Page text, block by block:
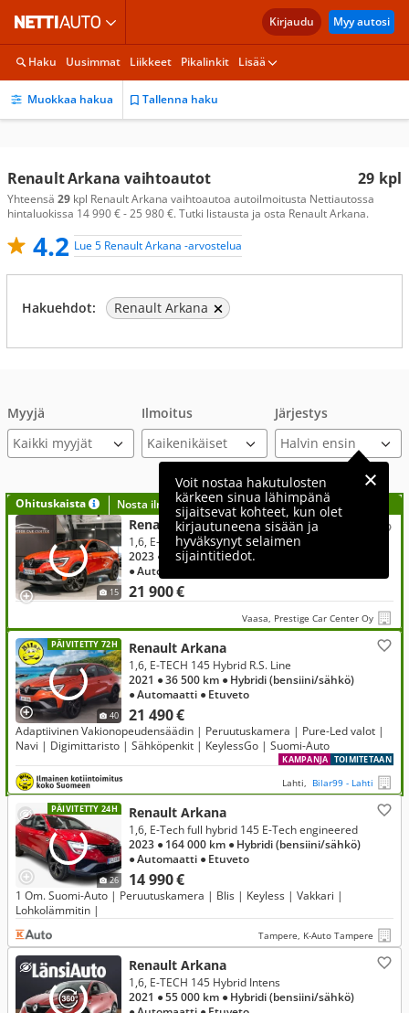
Kirjaudu Myy autosi
Haku Uusimmat Liikkeet Pikalinkit Lisää
Muokkaa hakua Tallenna haku
29 kpl
Renault Arkana vaihtoautot
Yhteensä 29 kpl Renault Arkana vaihtoautoa autoilmoitusta Nettiautossa
hintaluokissa 14 990 € - 25 980 €. Tutki listausta ja osta Renault Arkana.
4.2 Lue 5 Renault Arkana -arvostelua
Hakuehdot: Renault Arkana
Myyjä
Kaikki myyjät
Ilmoitus Järjestys
Voit nostaa hakutulosten
kärkeen sinua lähimpänä
sijaitsevat kohteet, kun olet
kirjautuneena sisään ja
hyväksynyt selaimen
sijaintitiedot.
Ohituskaista Nosta ilmoituksesi tähän?
15
Renault Arkana
21 900 €
1,6, E-TECH 145 Hybrid R.S. Line
2023 ● 42 000 km● Hybridi (bensiini/sähkö)
● Automaatti
Vaasa, Prestige Car Center Oy
PÄIVITETTY 72H
40
Renault Arkana
21 490 €
1,6, E-TECH 145 Hybrid R.S. Line
2021 ● 36 500 km ● Hybridi (bensiini/sähkö)
● Automaatti ● Etuveto
Adaptiivinen Vakionopeudensäädin | Peruutuskamera | Pure-Led valot |
Navi | Digimittaristo | Sähköpenkit | KeylessGo | Suomi-Auto
TOIMITETAAN
KAMPANJA
Lahti, Bilar99 - Lahti
PÄIVITETTY 24H
26
Renault Arkana
14 990 €
1,6, E-Tech full hybrid 145 E-Tech engineered
2023 ● 164 000 km ● Hybridi (bensiini/sähkö)
● Automaatti ● Etuveto
1 Om. Suomi-Auto | Peruutuskamera | Blis | Keyless | Vakkari |
Lohkolämmitin |
Tampere, K-Auto Tampere
Renault Arkana
1,6, E-TECH 145 Hybrid Intens
2021 ● 55 000 km ● Hybridi (bensiini/sähkö)